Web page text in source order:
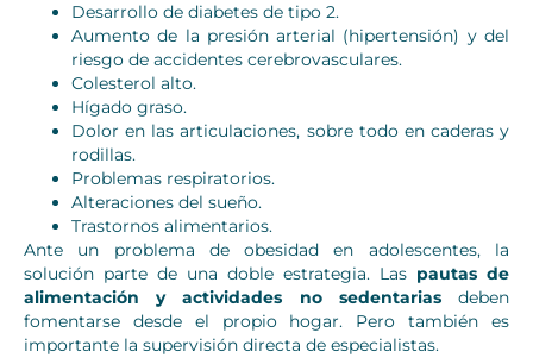
Desarrollo de diabetes de tipo 2.
Aumento de la presión arterial (hipertensión) y del
riesgo de accidentes cerebrovasculares.
Colesterol alto.
Hígado graso.
Dolor en las articulaciones, sobre todo en caderas y
rodillas.
Problemas respiratorios.
Alteraciones del sueño.
Trastornos alimentarios.
Ante un problema de obesidad en adolescentes, la
solución parte de una doble estrategia. Las pautas de
alimentación y actividades no sedentariasdeben
fomentarse desde el propio hogar. Pero también es
importante la supervisión directa de especialistas.